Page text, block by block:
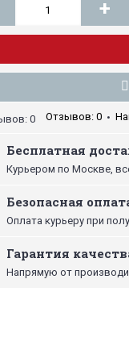
+
Отзывов: 0 •
Бесплатная
Курьером по Москве,
Безопасная
Оплата курьеру при
Гарантия
Напрямую от